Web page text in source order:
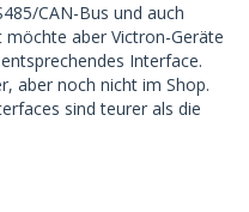
CAN-Bus und auch
möchte aber Victron-Geräte
Interface.
aber noch nicht im Shop.
sind teurer als die